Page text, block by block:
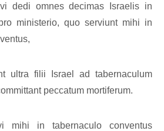
dedi omnes decimas Israelis in
ministerio, quo serviunt mihi in
ultra filii Israel ad tabernaculum
peccatum mortiferum.
mihi in tabernaculo conventus